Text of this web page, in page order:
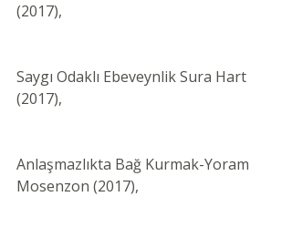
(2017),
Saygı Odaklı Ebeveynlik Sura Hart
(2017),
Anlaşmazlıkta Bağ Kurmak-Yoram
Mosenzon (2017),